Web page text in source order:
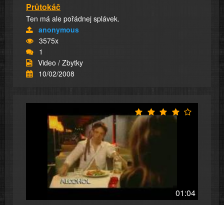
Průtokáč
Ten má ale pořádnej splávek.
anonymous
3575x
1
Video / Zbytky
10/02/2008
01:04